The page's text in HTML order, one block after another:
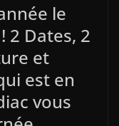
le
2 Dates, 2
et
est en
vous